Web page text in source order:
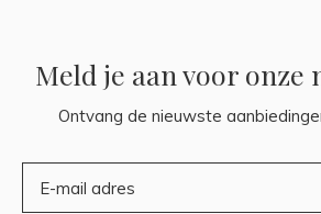
Meld je aan voor onze
Ontvang de nieuwste